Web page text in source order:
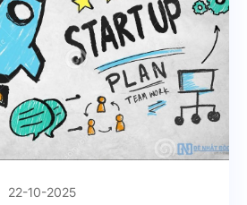
22-10-2025